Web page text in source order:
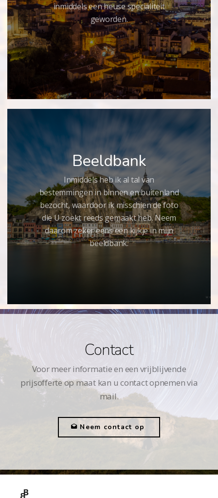
inmiddels een heuse specialiteit
geworden.
Beeldbank
Inmiddels heb ik al tal van
bestemmingen in binnen en buitenland
bezocht, waardoor ik misschien de foto
die U zoekt reeds gemaakt heb. Neem
daarom zeker eens een kijkje in mijn
beeldbank.
Contact
Voor meer informatie en een vrijblijvende
prijsofferte op maat kan u contact opnemen via
mail.
Neem contact op